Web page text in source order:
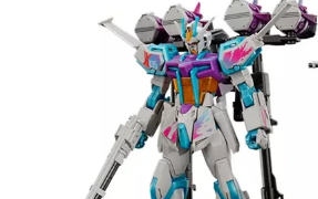
Phụ Kiện NINTENDO SWITCH
Collectors Edition (Nintendo)
Gundam Breaker 4 Collector’s Edition -
Hình ảnh và video sản phẩm
Gundam Breaker 4 Collector’s Edition -